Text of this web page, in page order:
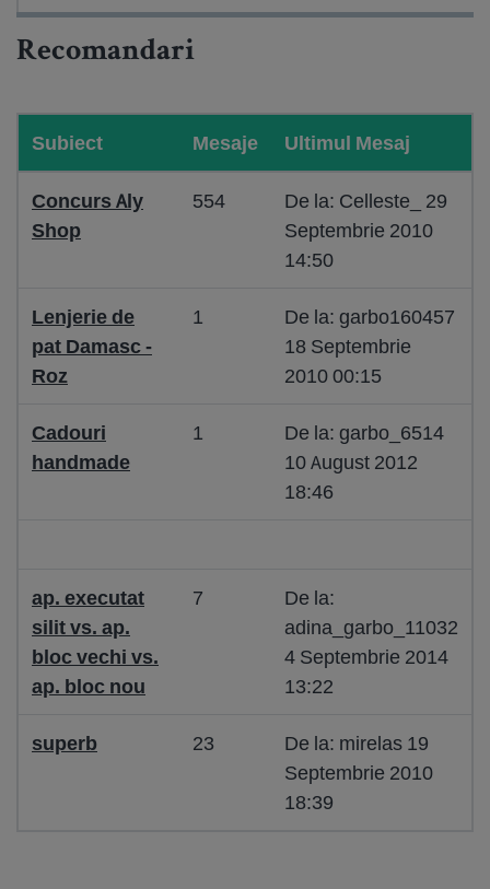
Recomandari
Subiect Mesaje Ultimul Mesaj
Concurs Aly
Shop
554
De la: Celleste_ 29
Septembrie 2010
14:50
Lenjerie de
pat Damasc -
Roz
1
De la: garbo160457
18 Septembrie
2010 00:15
Cadouri
handmade
1
De la: garbo_6514
10 August 2012
18:46
ap. executat
silit vs. ap.
bloc vechi vs.
ap. bloc nou
7
De la:
adina_garbo_11032
4 Septembrie 2014
13:22
superb 23
De la: mirelas 19
Septembrie 2010
18:39